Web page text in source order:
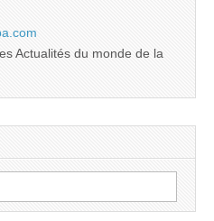
Actualités du monde de la